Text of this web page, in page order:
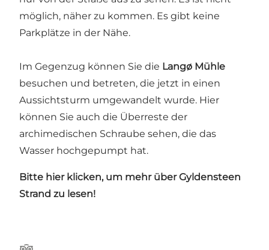
möglich, näher zu kommen. Es gibt keine
Parkplätze in der Nähe.
Im Gegenzug können Sie die Langø Mühle
besuchen und betreten, die jetzt in einen
Aussichtsturm umgewandelt wurde. Hier
können Sie auch die Überreste der
archimedischen Schraube sehen, die das
Wasser hochgepumpt hat.
Bitte hier klicken, um mehr über Gyldensteen
Strand zu lesen!